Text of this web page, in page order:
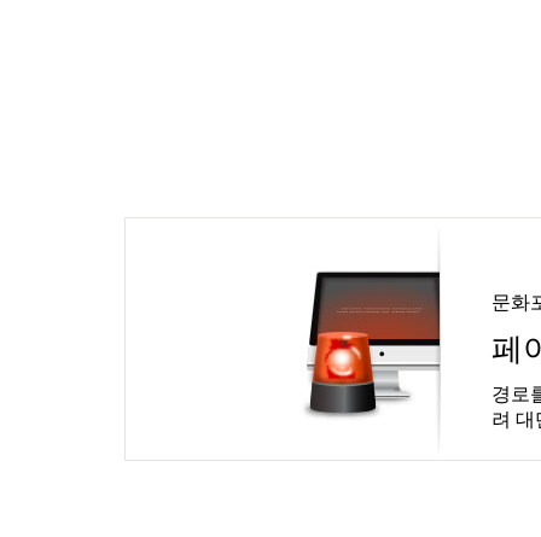
문화
페
경로
려 대